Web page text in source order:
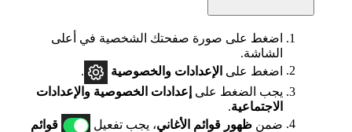
اضغط على صورة صفحتك الشخصية في أعلى
الشاشة.
اضغط على الإعدادات والخصوصية
يجب الضغط على إعدادات الخصوصية والإعدادات
الاجتماعية.
ضمن ظهور قوائم الأغاني، يجب تفعيل
قوائم